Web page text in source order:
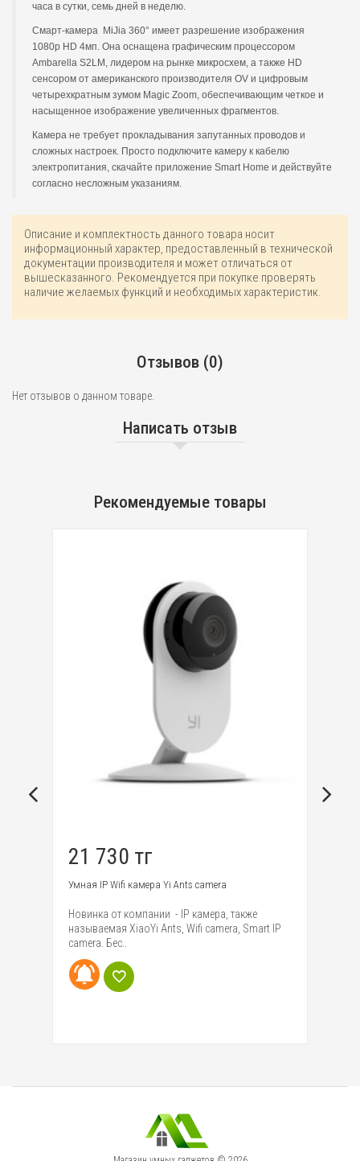
часа в сутки, семь дней в неделю.
Смарт-камера MiJia 360° имеет разрешение изображения
1080р HD 4мп. Она оснащена графическим процессором
Аmbarella S2LM, лидером на рынке микросхем, а также HD
сенсором от американского производителя OV и цифровым
четырехкратным зумом Magic Zoom, обеспечивающим четкое и
насыщенное изображение увеличенных фрагментов.
Камера не требует прокладывания запутанных проводов и
сложных настроек. Просто подключите камеру к кабелю
электропитания, скачайте приложение Smart Home и действуйте
согласно несложным указаниям.
Описание и комплектность данного товара носит
информационный характер, предоставленный в технической
документации производителя и может отличаться от
вышесказанного. Рекомендуется при покупке проверять
наличие желаемых функций и необходимых характеристик.
Отзывов (0)
Нет отзывов о данном товаре.
Написать отзыв
Рекомендуемые товары
21 730 тг
Умная IP Wifi камера Yi Ants camera
Новинка от компании - IP камера, также
называемая XiaoYi Ants, Wifi camera, Smart IP
camera. Бес..